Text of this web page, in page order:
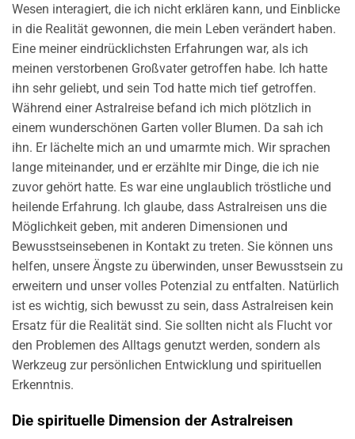
Wesen interagiert, die ich nicht erklären kann, und Einblicke
in die Realität gewonnen, die mein Leben verändert haben.
Eine meiner eindrücklichsten Erfahrungen war, als ich
meinen verstorbenen Großvater getroffen habe. Ich hatte
ihn sehr geliebt, und sein Tod hatte mich tief getroffen.
Während einer Astralreise befand ich mich plötzlich in
einem wunderschönen Garten voller Blumen. Da sah ich
ihn. Er lächelte mich an und umarmte mich. Wir sprachen
lange miteinander, und er erzählte mir Dinge, die ich nie
zuvor gehört hatte. Es war eine unglaublich tröstliche und
heilende Erfahrung. Ich glaube, dass Astralreisen uns die
Möglichkeit geben, mit anderen Dimensionen und
Bewusstseinsebenen in Kontakt zu treten. Sie können uns
helfen, unsere Ängste zu überwinden, unser Bewusstsein zu
erweitern und unser volles Potenzial zu entfalten. Natürlich
ist es wichtig, sich bewusst zu sein, dass Astralreisen kein
Ersatz für die Realität sind. Sie sollten nicht als Flucht vor
den Problemen des Alltags genutzt werden, sondern als
Werkzeug zur persönlichen Entwicklung und spirituellen
Erkenntnis.
Die spirituelle Dimension der Astralreisen